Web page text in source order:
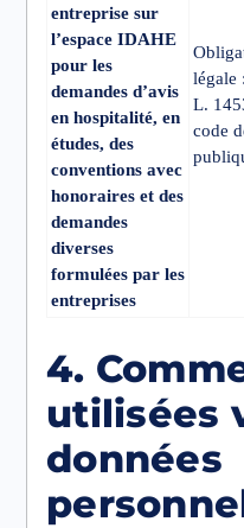
entreprise sur
l’espace IDAHE
pour les
demandes d’avis
en hospitalité, en
études, des
conventions avec
honoraires et des
demandes
diverses
formulées par les
entreprises
légale
L.
code
4.
utilisées
données